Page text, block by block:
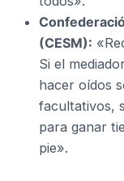
(CESM):
Si el
hacer oídos
facultativos,
para ganar
pie».